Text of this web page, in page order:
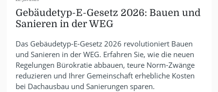
Gebäudetyp-E-Gesetz 2026: Bauen und
Sanieren in der WEG
Das Gebäudetyp-E-Gesetz 2026 revolutioniert Bauen
und Sanieren in der WEG. Erfahren Sie, wie die neuen
Regelungen Bürokratie abbauen, teure Norm-Zwänge
reduzieren und Ihrer Gemeinschaft erhebliche Kosten
bei Dachausbau und Sanierungen sparen.